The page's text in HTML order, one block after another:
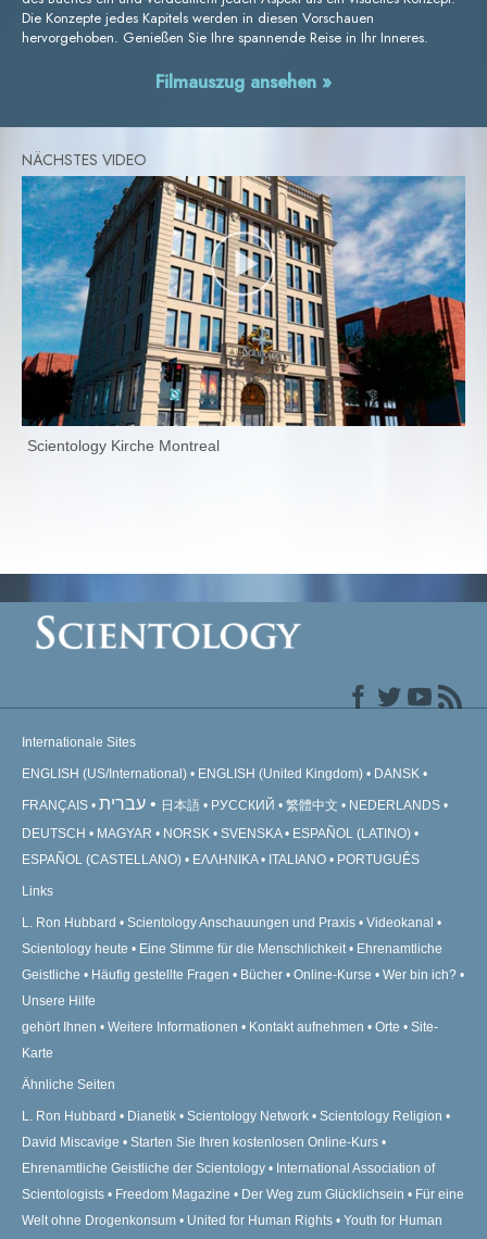
Die Konzepte jedes Kapitels werden in diesen Vorschauen
hervorgehoben. Genießen Sie Ihre spannende Reise in Ihr Inneres.
Filmauszug ansehen »
Scientology Kirche Montreal
Internationale Sites
ENGLISH (US/International) ENGLISH (United Kingdom) DANSK
FRANÇAIS עברית 日本語 РУССКИЙ 繁體中文
NEDERLANDS
DEUTSCH
MAGYAR NORSK SVENSKA
ESPAÑOL (LATINO)
ESPAÑOL (CASTELLANO)
ΕΛΛΗΝΙΚA ITALIANO PORTUGUÊS
Links
L. Ron Hubbard Scientology Anschauungen und Praxis
Videokanal
Scientology heute
Eine Stimme für die Menschlichkeit
Ehrenamtliche
Geistliche
Häufig gestellte Fragen Bücher Online-Kurse
Wer bin ich?
Unsere Hilfe
gehört Ihnen
Weitere Informationen Kontakt aufnehmen Orte
Site-
Karte
Ähnliche Seiten
L. Ron Hubbard Dianetik Scientology Network
Scientology Religion
David Miscavige
Starten Sie Ihren kostenlosen Online-Kurs
Ehrenamtliche Geistliche der Scientology
International Association of
Scientologists
Freedom Magazine Der Weg zum Glücklichsein
Für eine
Welt ohne Drogenkonsum
United for Human Rights
Youth for Human